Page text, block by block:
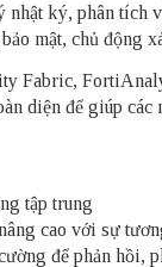
ký, phân tích
mật, chủ động
Fabric,
diện để giúp
tập trung
cao với sự
để phản hồi,